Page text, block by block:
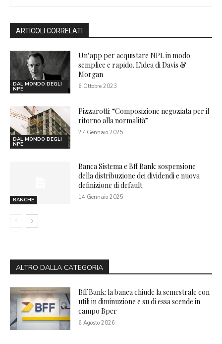
ARTICOLI CORRELATI
DAL MONDO DEGLI
NPE
Un’app per acquistare NPL in modo
semplice e rapido. L’idea di Davis &
Morgan
6 Ottobre 2023
DAL MONDO DEGLI
NPE
Pizzarotti: “Composizione negoziata per il
ritorno alla normalità”
27 Gennaio 2025
BANCHE
Banca Sistema e Bff Bank: sospensione
della distribuzione dei dividendi e nuova
definizione di default
14 Gennaio 2025
ALTRO DALLA CATEGORIA
Bff Bank: la banca chiude la semestrale con
utili in diminuzione e su di essa scende in
campo Bper
6 Agosto 2026